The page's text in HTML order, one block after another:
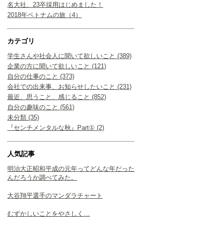
名大社、23卒採用はじめました！
2018年ベトナムの旅（4）
カテゴリ
学生さんや社会人に聞いて欲しいこと (389)
企業の方に聞いて欲しいこと (121)
自分の仕事のこと (373)
会社での出来事、お知らせしたいこと (231)
最近、思うこと、感じること (852)
自分の趣味のこと (561)
未分類 (35)
『センチメンタルな秋』Part① (2)
人気記事
明治大正昭和平成の元年ってどんな年だった
んだろうか調べてみた。
大谷翔平選手のマンダラチャート
むずかしいことをやさしく…